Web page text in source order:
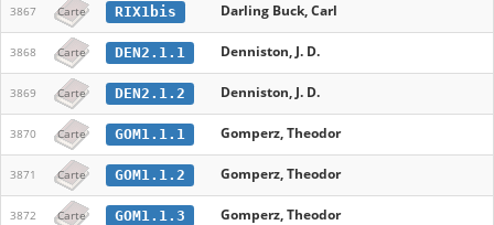
3867 Carte RIX1bis Darling Buck, Carl
3868 Carte DEN2.1.1 Denniston, J. D.
3869 Carte DEN2.1.2 Denniston, J. D.
3870 Carte GOM1.1.1 Gomperz, Theodor
3871 Carte GOM1.1.2 Gomperz, Theodor
3872 Carte GOM1.1.3 Gomperz, Theodor